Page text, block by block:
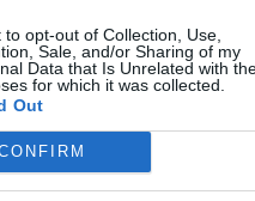
to opt-out of Collection, Use,
Sale, and/or Sharing of my
Data that Is Unrelated with
for which it was collected.
Out